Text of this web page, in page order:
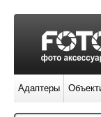
Адаптеры